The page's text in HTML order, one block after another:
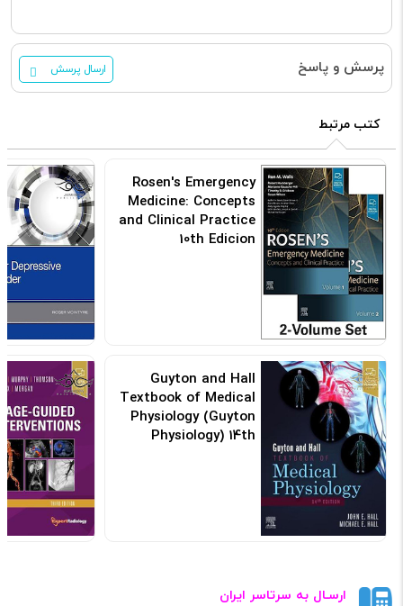
پرسش و پاسخ ارسال پرسش
کتب مرتبط
Rosen's Emergency
Medicine: Concepts
and Clinical Practice
10th Edicion
Guyton and Hall
Textbook of Medical
Physiology (Guyton
Physiology) 14th
ارسـال به سرتاسر ایران